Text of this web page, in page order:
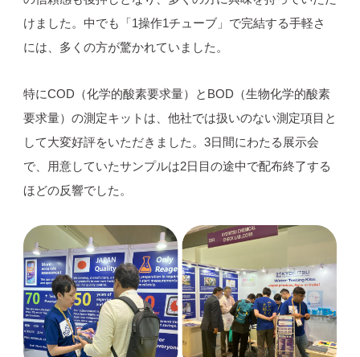
けました。中でも「1操作1チューブ」で完結する手軽さ
には、多くの方が驚かれていました。
特にCOD（化学的酸素要求量）とBOD（生物化学的酸素
要求量）の測定キットは、他社では扱いのない測定項目と
して大変好評をいただきました。3日間にわたる展示会
で、用意していたサンプルは2日目の途中で配布終了する
ほどの反響でした。